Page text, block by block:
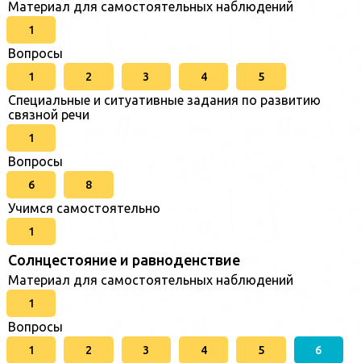
Материал для самостоятельных наблюдений
1
Вопросы
1 2 3 4 5
Специальные и ситуативные задания по развитию
связной речи
1
Вопросы
6 8
Учимся самостоятельно
1
Солнцестояние и равноденствие
Материал для самостоятельных наблюдений
1
Вопросы
1 2 3 4 5 6